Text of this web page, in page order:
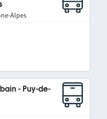
Alpes
- Puy-de-